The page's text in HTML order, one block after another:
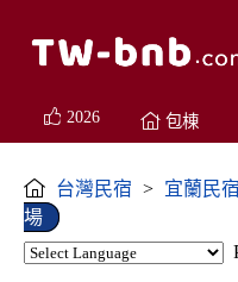
2026 包棟
台灣民宿 > 宜蘭民宿
場